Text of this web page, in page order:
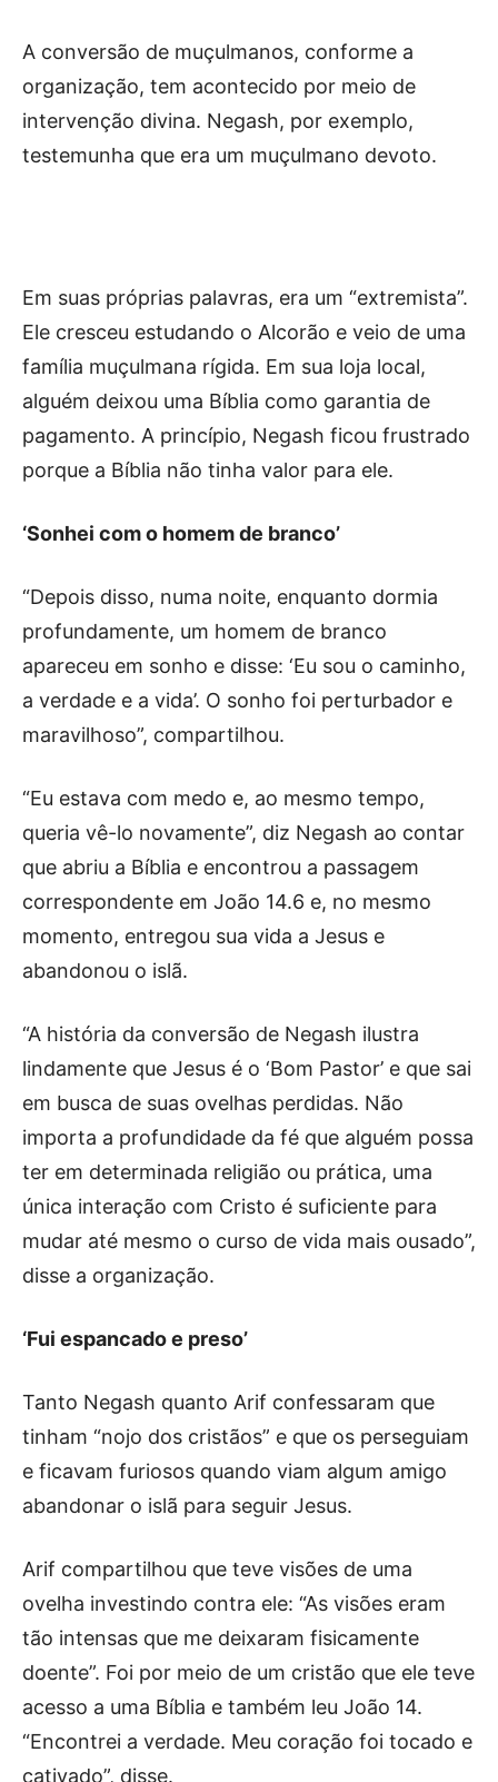
A conversão de muçulmanos, conforme a
organização, tem acontecido por meio de
intervenção divina. Negash, por exemplo,
testemunha que era um muçulmano devoto.
Em suas próprias palavras, era um “extremista”.
Ele cresceu estudando o Alcorão e veio de uma
família muçulmana rígida. Em sua loja local,
alguém deixou uma Bíblia como garantia de
pagamento. A princípio, Negash ficou frustrado
porque a Bíblia não tinha valor para ele.
‘Sonhei com o homem de branco’
“Depois disso, numa noite, enquanto dormia
profundamente, um homem de branco
apareceu em sonho e disse: ‘Eu sou o caminho,
a verdade e a vida’. O sonho foi perturbador e
maravilhoso”, compartilhou.
“Eu estava com medo e, ao mesmo tempo,
queria vê-lo novamente”, diz Negash ao contar
que abriu a Bíblia e encontrou a passagem
correspondente em João 14.6 e, no mesmo
momento, entregou sua vida a Jesus e
abandonou o islã.
“A história da conversão de Negash ilustra
lindamente que Jesus é o ‘Bom Pastor’ e que sai
em busca de suas ovelhas perdidas. Não
importa a profundidade da fé que alguém possa
ter em determinada religião ou prática, uma
única interação com Cristo é suficiente para
mudar até mesmo o curso de vida mais ousado”,
disse a organização.
‘Fui espancado e preso’
Tanto Negash quanto Arif confessaram que
tinham “nojo dos cristãos” e que os perseguiam
e ficavam furiosos quando viam algum amigo
abandonar o islã para seguir Jesus.
Arif compartilhou que teve visões de uma
ovelha investindo contra ele: “As visões eram
tão intensas que me deixaram fisicamente
doente”. Foi por meio de um cristão que ele teve
acesso a uma Bíblia e também leu João 14.
“Encontrei a verdade. Meu coração foi tocado e
cativado”, disse.